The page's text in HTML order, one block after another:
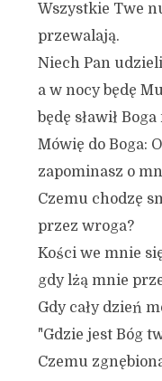
Wszystkie Twe
przewalają.
Niech Pan
a w nocy będę
będę sławił
Mówię do Boga:
zapominasz o
Czemu chodzę
przez wroga?
Kości we mnie
gdy lżą mnie
Gdy cały dzień
"Gdzie jest Bóg
Czemu